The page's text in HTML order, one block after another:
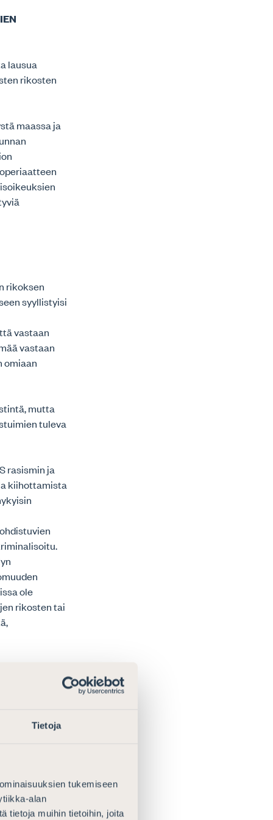
Tietoja
tukemiseen
alan
tietoja muihin tietoihin, joita
lausua
rikosten
maassa ja
rikoksen
syyllistyisi
vastaan
vastaan
omiaan
mutta
tuleva
rasismin ja
kiihottamista
ole
rikosten tai
sisältö ja
rodun,